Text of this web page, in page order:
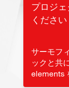
プロジ
ください
サーモフ
ックと共
elements